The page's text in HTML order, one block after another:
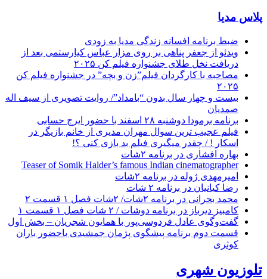
پلاس مدیا
ضبط برنامه افسانه زندگی مدیا به زودی
ویدئو از جعفر پناهی بر روی مزار عباس کیارستمی بعد از
دریافت نخل طلای جشنواره فیلم کن ۲۰۲۵
مصاحبه با کارگردان فیلم”زن و بچه” در جشنواره فیلم کن
۲۰۲۵
بیست و چهار سال بدون “بامداد”/ روایت تصویری از سیف اله
صمدیان
برنامه برمودا دوشنبه ۲۸ اسفند با حضور ایرج حسابی
فیلم عجیب ترین سوال مهران مدیری از خانم بازیگر در
اسکار ! / چقدر میگیری فیلم بد بازی کنی ؟!
بهاره افشاری در برنامه ۲شات
Teaser of Somik Halder’s famous Indian cinematographer
امیرمهدی ژوله در برنامه ۲شات
رضا کیانیان در برنامه ۲ شات
محمد بحرانی در برنامه ۲شات/ ۲شات فصل ۱ قسمت ۲
کامبیز دیرباز در برنامه دوشات / ۲ شات فصل ۱ قسمت ۱
گفت‌وگوی عادل فردوسی‌پور با همایون شجریان – بخش اول
قسمت دوم برنامه پیشگوی پژمان جمشیدی باحضور باران
کوثری
تلوزیون شهری